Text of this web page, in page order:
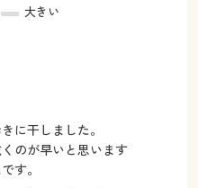
大きい
に干しました。
のが早いと思います
す。